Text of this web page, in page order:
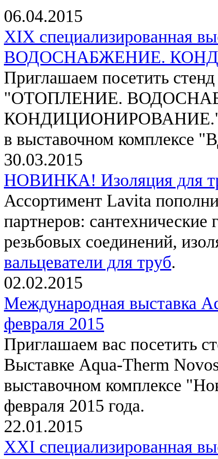
06.04.2015
XIX специализированная
ВОДОСНАБЖЕНИЕ.
Приглашаем посетить
"ОТОПЛЕНИЕ.
КОНДИЦИОНИРОВАНИЕ.",
в выставочном
30.03.2015
НОВИНКА! Изоляция для
Ассортимент Lavita
партнеров: сантехнические
резьбовых соединений,
вальцеватели для труб.
02.02.2015
Международная выставка
февраля 2015
Приглашаем вас посетить
Выставке Aqua-Therm
выставочном комплексе
февраля 2015 года.
22.01.2015
ХХI специализированная